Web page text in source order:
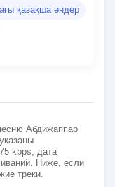
қазақша әндер
Абдижаппар
kbps, дата
Ниже, если
треки.